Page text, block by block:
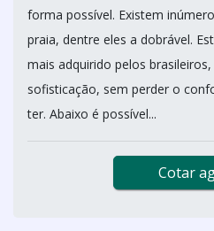
forma possível. Existem
praia, dentre eles a dobrável.
mais adquirido pelos
sofisticação, sem perder o
ter. Abaixo é possível...
Cotar